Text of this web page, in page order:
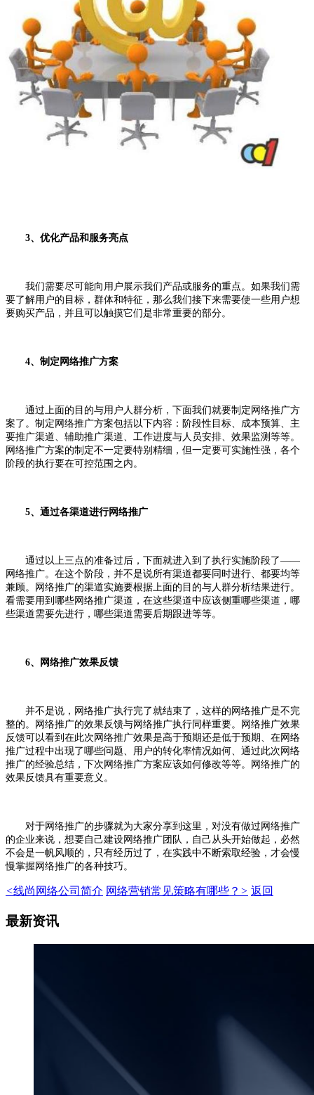
3、优化产品和服务亮点
我们需要尽可能向用户展示我们产品或服务的重点。如果我们需
要了解用户的目标，群体和特征，那么我们接下来需要使一些用户想
要购买产品，并且可以触摸它们是非常重要的部分。
4、制定网络推广方案
通过上面的目的与用户人群分析，下面我们就要制定网络推广方
案了。制定网络推广方案包括以下内容：阶段性目标、成本预算、主
要推广渠道、辅助推广渠道、工作进度与人员安排、效果监测等等。
网络推广方案的制定不一定要特别精细，但一定要可实施性强，各个
阶段的执行要在可控范围之内。
5、通过各渠道进行网络推广
通过以上三点的准备过后，下面就进入到了执行实施阶段了——
网络推广。在这个阶段，并不是说所有渠道都要同时进行、都要均等
兼顾。网络推广的渠道实施要根据上面的目的与人群分析结果进行。
看需要用到哪些网络推广渠道，在这些渠道中应该侧重哪些渠道，哪
些渠道需要先进行，哪些渠道需要后期跟进等等。
6、网络推广效果反馈
并不是说，网络推广执行完了就结束了，这样的网络推广是不完
整的。网络推广的效果反馈与网络推广执行同样重要。网络推广效果
反馈可以看到在此次网络推广效果是高于预期还是低于预期、在网络
推广过程中出现了哪些问题、用户的转化率情况如何、通过此次网络
推广的经验总结，下次网络推广方案应该如何修改等等。网络推广的
效果反馈具有重要意义。
对于网络推广的步骤就为大家分享到这里，对没有做过网络推广
的企业来说，想要自己建设网络推广团队，自己从头开始做起，必然
不会是一帆风顺的，只有经历过了，在实践中不断索取经验，才会慢
慢掌握网络推广的各种技巧。
<线尚网络公司简介 网络营销常见策略有哪些？ > 返回
最新资讯